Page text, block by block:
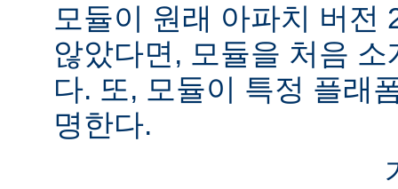
모듈이 원래 아파치 버전
않았다면, 모듈을 처음
다. 또, 모듈이 특정 플래
명한다.